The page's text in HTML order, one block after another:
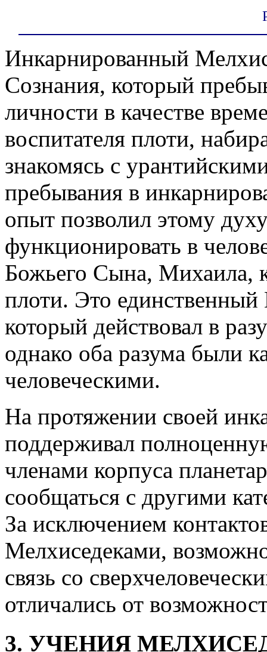
Инкарнированный
Сознания, который
личности в качестве
воспитателя плоти,
знакомясь с
пребывания в
опыт позволил этому
функционировать в
Божьего Сына, Михаила,
плоти. Это
который действовал в
однако оба разума были
человеческими.
На протяжении своей
поддерживал
членами корпуса
сообщаться с другими
За исключением
Мелхиседеками,
связь со
отличались от
3. УЧЕНИЯ